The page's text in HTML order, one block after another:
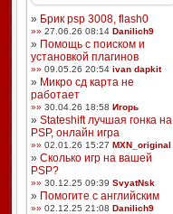
» Брик psp 3008, flash0
»» 27.06.26 08:14 Danilich9
» Помощь с поиском и
установкой плагинов
»» 09.05.26 20:54 ivan dapkit
» Микро сд карта не
работает
»» 30.04.26 18:58 Игорь
» Stateshift лучшая гонка на
PSP, онлайн игра
»» 02.01.26 15:27 MXN_original
» Сколько игр на вашей
PSP?
»» 30.12.25 09:39 SvyatNsk
» Помогите с английским
»» 02.12.25 21:08 Danilich9